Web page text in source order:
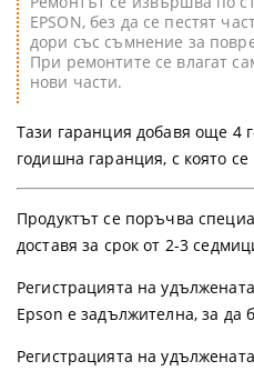
EPSON, без да се пестят
дори със съмнение за
При ремонтите се влагат
нови части.
Тази гаранция добавя още 4
годишна гаранция, с която
Продуктът се поръчва
доставя за срок от 2-3
Регистрацията на
Epson е задължителна, за да
Регистрацията на